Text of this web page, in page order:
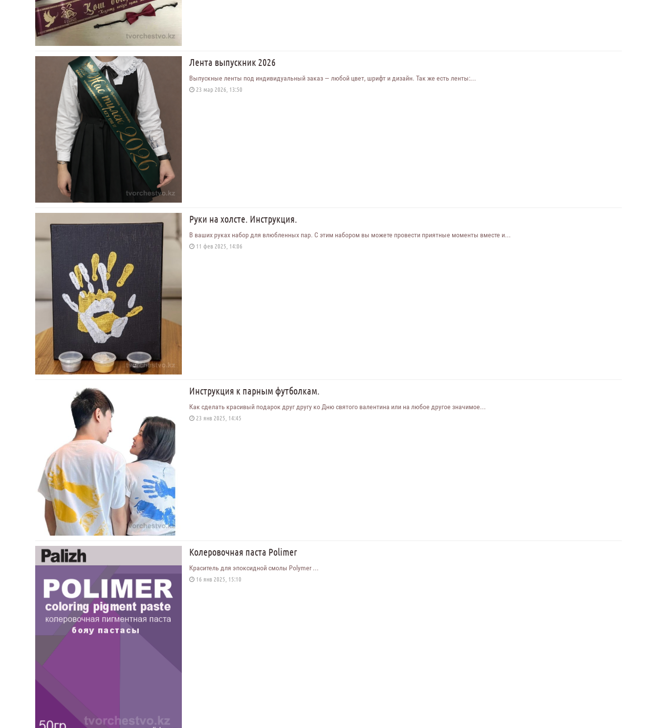
Лента выпускник 2026
Выпускные ленты под индивидуальный заказ — любой цвет, шрифт и дизайн. Так же есть ленты:...
23 мар 2026, 13:50
Руки на холсте. Инструкция.
В ваших руках набор для влюбленных пар. С этим набором вы можете провести приятные моменты вместе и...
11 фев 2025, 14:06
Инструкция к парным футболкам.
Как сделать красивый подарок друг другу ко Дню святого валентина или на любое другое значимое...
23 янв 2025, 14:45
Колеровочная паста Polimer
Краситель для эпоксидной смолы Polymer ...
16 янв 2025, 15:10